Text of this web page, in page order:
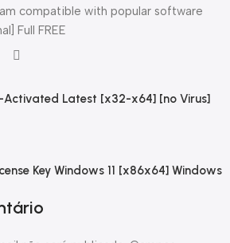
compatible with popular software
Full FREE
Activated Latest [x32-x64] [no Virus]
Key Windows 11 [x86x64] Windows